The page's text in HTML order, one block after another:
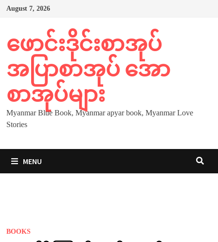
Skip
August 7, 2026
ဖောင်းဒိုင်းစာအုပ်
အပြာစာအုပ် အော
စာအုပ်များ
Myanmar Blue Book, Myanmar apyar book, Myanmar Love
Stories
MENU
BOOKS